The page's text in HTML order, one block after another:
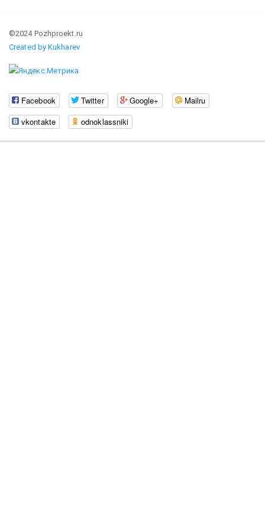
©2024 Pozhproekt.ru
Created by Kukharev
Facebook Twitter Google+
Mailru
vkontakte
odnoklassniki